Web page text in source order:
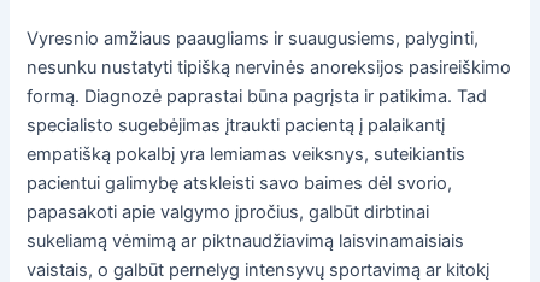
Vyresnio amžiaus paaugliams ir suaugusiems, palyginti,
nesunku nustatyti tipišką nervinės anoreksijos pasireiškimo
formą. Diagnozė paprastai būna pagrįsta ir patikima. Tad
specialisto sugebėjimas įtraukti pacientą į palaikantį
empatišką pokalbį yra lemiamas veiksnys, suteikiantis
pacientui galimybę atskleisti savo baimes dėl svorio,
papasakoti apie valgymo įpročius, galbūt dirbtinai
sukeliamą vėmimą ar piktnaudžiavimą laisvinamaisiais
vaistais, o galbūt pernelyg intensyvų sportavimą ar kitokį